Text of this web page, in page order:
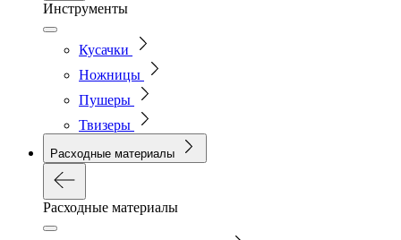
Инструменты
Кусачки
Ножницы
Пушеры
Твизеры
Расходные материалы
Расходные материалы